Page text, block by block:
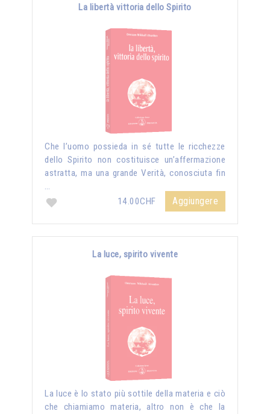
La libertà vittoria dello Spirito
Che l’uomo possieda in sé tutte le ricchezze
dello Spirito non costituisce un’affermazione
astratta, ma una grande Verità, conosciuta fin
…
14.00CHF
Aggiungere
La luce, spirito vivente
La luce è lo stato più sottile della materia e ciò
che chiamiamo materia, altro non è che la